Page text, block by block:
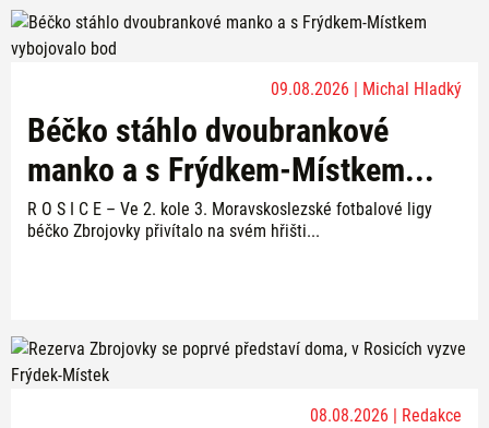
09.08.2026 | Michal Hladký
Béčko stáhlo dvoubrankové
manko a s Frýdkem-Místkem...
R O S I C E – Ve 2. kole 3. Moravskoslezské fotbalové ligy
béčko Zbrojovky přivítalo na svém hřišti...
08.08.2026 | Redakce